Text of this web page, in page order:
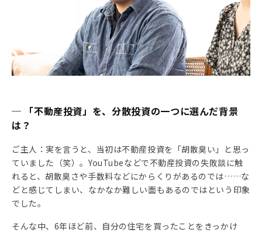
─ 「不動産投資」を、分散投資の一つに選んだ背景
は？
ご主人：実を言うと、当初は不動産投資を「胡散臭い」と思っ
ていました（笑）。YouTubeなどで不動産投資の失敗談に触
れると、胡散臭さや手数料などにからくりがあるのでは……な
どと感じてしまい、なかなか難しい面もあるのではという印象
でした。
そんな中、6年ほど前、自分の住宅を買ったことをきっかけ